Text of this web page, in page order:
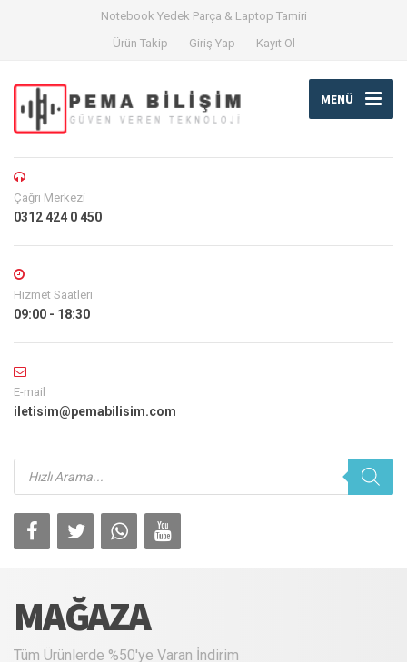
Notebook Yedek Parça & Laptop Tamiri
Ürün Takip
Giriş Yap Kayıt Ol
MENÜ
Çağrı Merkezi
0312 424 0 450
Hizmet Saatleri
09:00 - 18:30
E-mail
iletisim@pemabilisim.com
Products
search
MAĞAZA
Tüm Ürünlerde %50'ye Varan İndirim